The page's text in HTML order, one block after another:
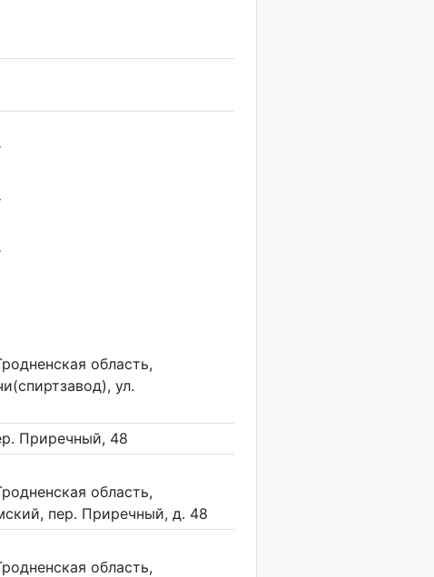
область,
ул.
Приречный, 48
область,
пер. Приречный, д. 48
область,